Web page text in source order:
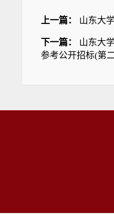
上一篇： 山东大
下一篇：
山东大
参考公开招标(第